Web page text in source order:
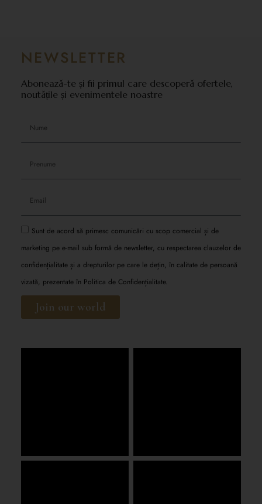
NEWSLETTER
Abonează-te și fii primul care descoperă ofertele,
noutățile și evenimentele noastre
Sunt de acord să primesc comunicări cu scop comercial și de
marketing pe e-mail sub formă de newsletter, cu respectarea clauzelor de
confidențialitate și a drepturilor pe care le dețin, în calitate de persoană
vizată, prezentate în Politica de Confidențialitate.
Join our world